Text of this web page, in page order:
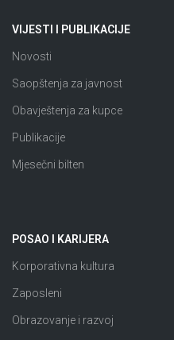
VIJESTI I PUBLIKACIJE
Novosti
Saopštenja za javnost
Obavještenja za kupce
Publikacije
Mjesečni bilten
POSAO I KARIJERA
Korporativna kultura
Zaposleni
Obrazovanje i razvoj